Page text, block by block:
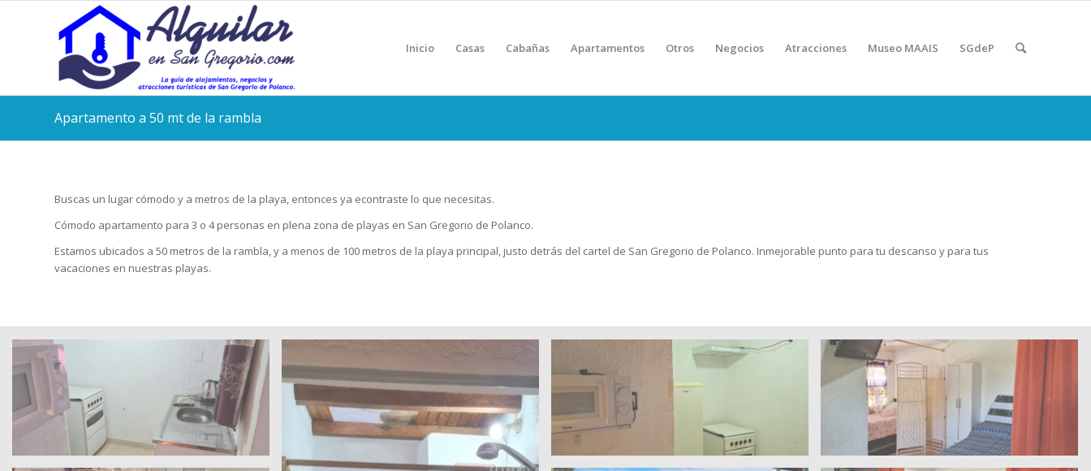
Inicio Casas Cabañas Apartamentos Otros Negocios Atracciones Museo MAAIS SGdeP
Apartamento a 50 mt de la rambla
Buscas un lugar cómodo y a metros de la playa, entonces ya econtraste lo que necesitas.
Cómodo apartamento para 3 o 4 personas en plena zona de playas en San Gregorio de Polanco.
Estamos ubicados a 50 metros de la rambla, y a menos de 100 metros de la playa principal, justo detrás del cartel de San Gregorio de Polanco. Inmejorable punto para tu descanso y para tus
vacaciones en nuestras playas.